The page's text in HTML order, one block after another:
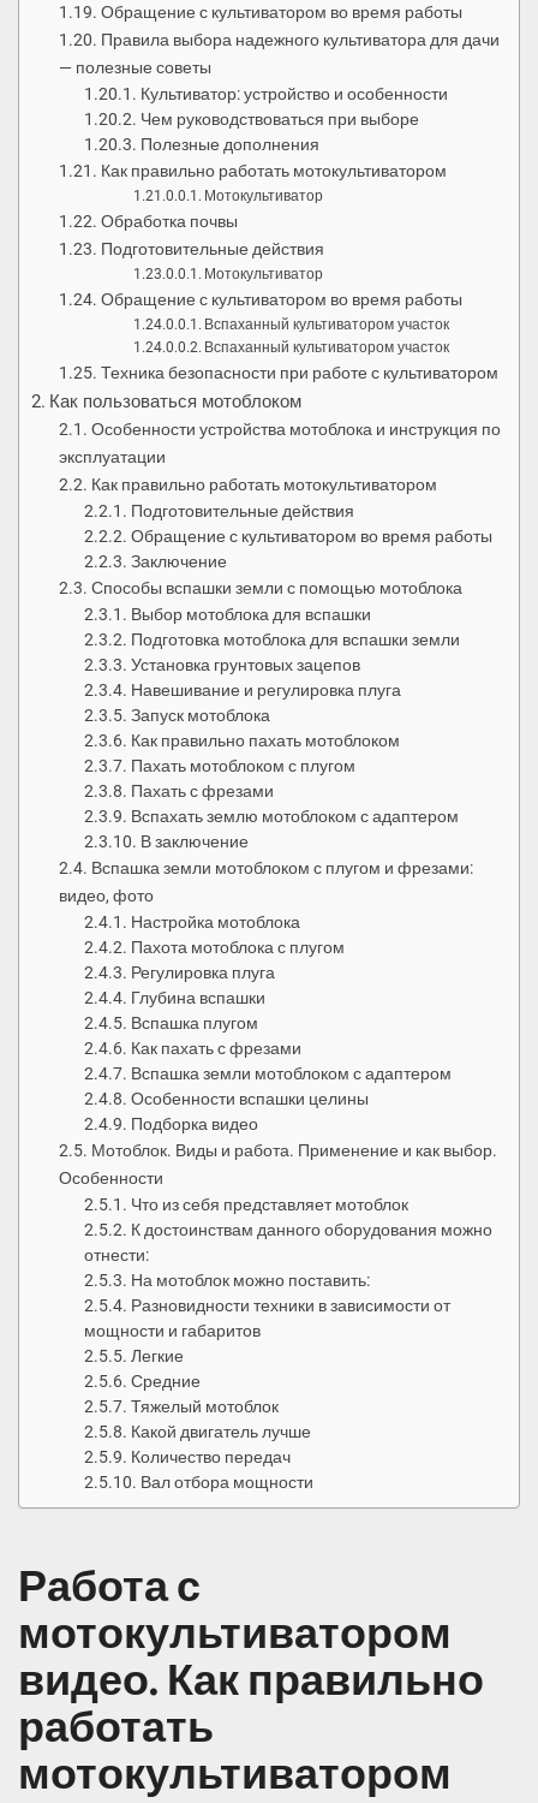
Обращение с культиватором во время работы
Правила выбора надежного культиватора для дачи
— полезные советы
Культиватор: устройство и особенности
Чем руководствоваться при выборе
Полезные дополнения
Как правильно работать мотокультиватором
Мотокультиватор
Обработка почвы
Подготовительные действия
Мотокультиватор
Обращение с культиватором во время работы
Вспаханный культиватором участок
Вспаханный культиватором участок
Техника безопасности при работе с культиватором
Как пользоваться мотоблоком
Особенности устройства мотоблока и инструкция по
эксплуатации
Как правильно работать мотокультиватором
Подготовительные действия
Обращение с культиватором во время работы
Заключение
Способы вспашки земли с помощью мотоблока
Выбор мотоблока для вспашки
Подготовка мотоблока для вспашки земли
Установка грунтовых зацепов
Навешивание и регулировка плуга
Запуск мотоблока
Как правильно пахать мотоблоком
Пахать мотоблоком с плугом
Пахать с фрезами
Вспахать землю мотоблоком с адаптером
В заключение
Вспашка земли мотоблоком с плугом и фрезами:
видео, фото
Настройка мотоблока
Пахота мотоблока с плугом
Регулировка плуга
Глубина вспашки
Вспашка плугом
Как пахать с фрезами
Вспашка земли мотоблоком с адаптером
Особенности вспашки целины
Подборка видео
Мотоблок. Виды и работа. Применение и как выбор.
Особенности
Что из себя представляет мотоблок
К достоинствам данного оборудования можно
отнести:
На мотоблок можно поставить:
Разновидности техники в зависимости от
мощности и габаритов
Легкие
Средние
Тяжелый мотоблок
Какой двигатель лучше
Количество передач
Вал отбора мощности
Работа с
мотокультиватором
видео. Как правильно
работать
мотокультиватором